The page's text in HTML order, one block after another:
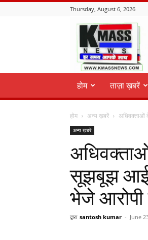
Thursday, August 6, 2026
KmassNews
होम ताज़ा ख़बरें
होम अन्य ख़बरें अधिवक्ताओं
अन्य ख़बरें
सूझबूझ आई
भेजे
द्वारा santosh kumar - June